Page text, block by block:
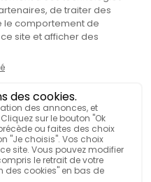
APPREZZATO